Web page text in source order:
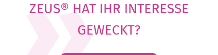
ZEUS® HAT IHR INTERESSE
GEWECKT?